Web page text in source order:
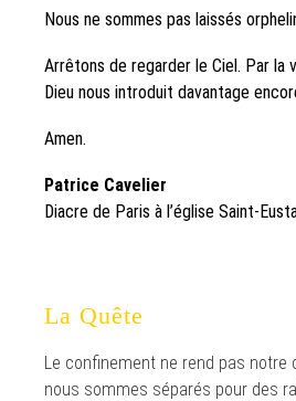
Nous ne sommes pas laissés
Arrêtons de regarder le Ciel. Par la
Dieu nous introduit davantage
Amen.
Patrice Cavelier
Diacre de Paris à l’église Saint-
La Quête
Le confinement ne rend pas notre
nous sommes séparés pour des